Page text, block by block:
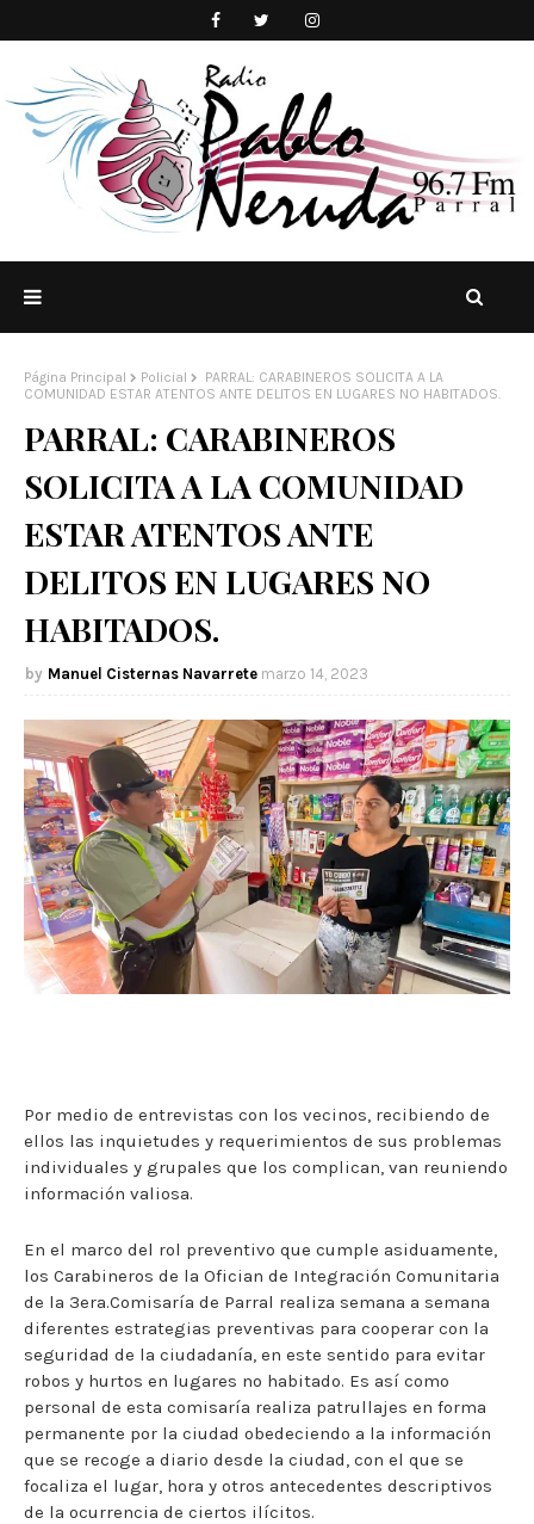
Página Principal Policial
PARRAL: CARABINEROS SOLICITA A LA
COMUNIDAD ESTAR ATENTOS ANTE DELITOS EN LUGARES NO HABITADOS.
PARRAL: CARABINEROS
SOLICITA A LA COMUNIDAD
ESTAR ATENTOS ANTE
DELITOS EN LUGARES NO
HABITADOS.
Manuel Cisternas Navarrete marzo 14, 2023
Por medio de entrevistas con los vecinos, recibiendo de
ellos las inquietudes y requerimientos de sus problemas
individuales y grupales que los complican, van reuniendo
información valiosa.
En el marco del rol preventivo que cumple asiduamente,
los Carabineros de la Ofician de Integración Comunitaria
de la 3era.Comisaría de Parral realiza semana a semana
diferentes estrategias preventivas para cooperar con la
seguridad de la ciudadanía, en este sentido para evitar
robos y hurtos en lugares no habitado. Es así como
personal de esta comisaría realiza patrullajes en forma
permanente por la ciudad obedeciendo a la información
que se recoge a diario desde la ciudad, con el que se
focaliza el lugar, hora y otros antecedentes descriptivos
de la ocurrencia de ciertos ilícitos.